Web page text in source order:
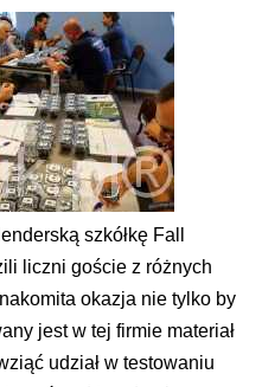
szkółkę Fall
liczni goście z różnych
okazja nie tylko by
jest w tej firmie materiał
udział w testowaniu